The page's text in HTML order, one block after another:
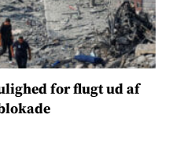
for flugt ud af